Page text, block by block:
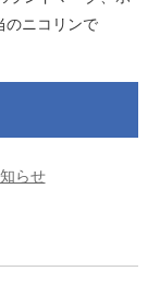
のニコリンで
らせ